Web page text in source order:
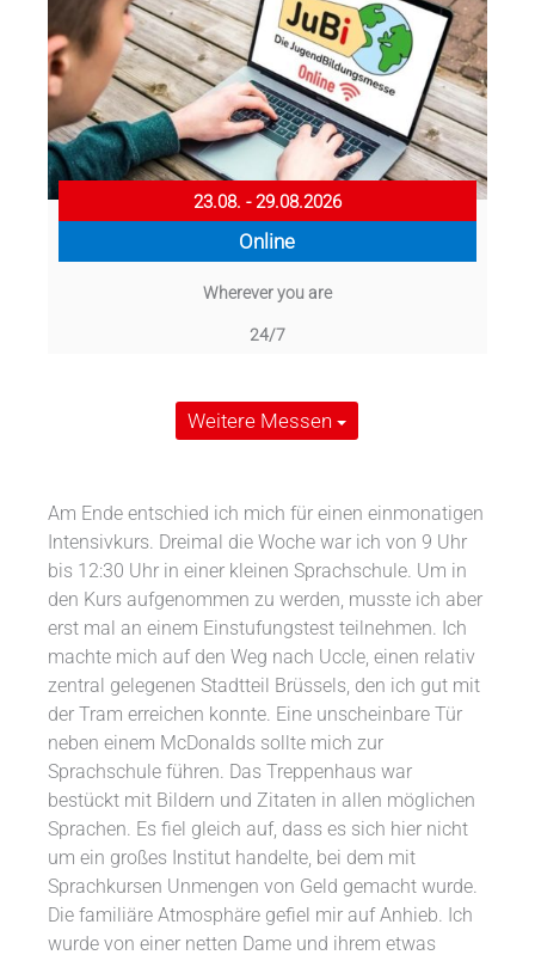
23.08. - 29.08.2026
Online
Wherever you are
24/7
Weitere Messen
Am Ende entschied ich mich für einen einmonatigen
Intensivkurs. Dreimal die Woche war ich von 9 Uhr
bis 12:30 Uhr in einer kleinen Sprachschule. Um in
den Kurs aufgenommen zu werden, musste ich aber
erst mal an einem Einstufungstest teilnehmen. Ich
machte mich auf den Weg nach Uccle, einen relativ
zentral gelegenen Stadtteil Brüssels, den ich gut mit
der Tram erreichen konnte. Eine unscheinbare Tür
neben einem McDonalds sollte mich zur
Sprachschule führen. Das Treppenhaus war
bestückt mit Bildern und Zitaten in allen möglichen
Sprachen. Es fiel gleich auf, dass es sich hier nicht
um ein großes Institut handelte, bei dem mit
Sprachkursen Unmengen von Geld gemacht wurde.
Die familiäre Atmosphäre gefiel mir auf Anhieb. Ich
wurde von einer netten Dame und ihrem etwas